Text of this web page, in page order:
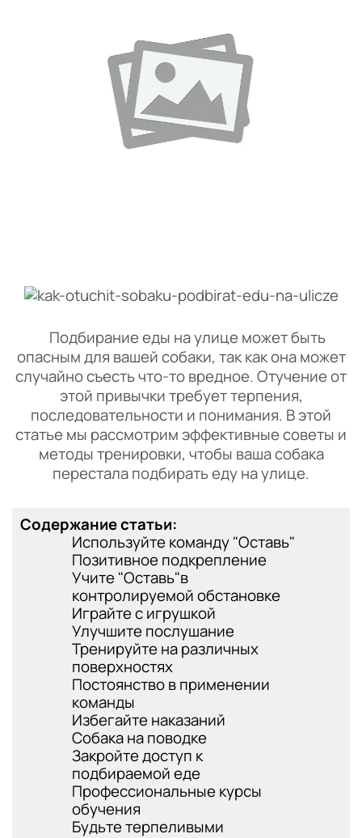
Подбирание еды на улице может быть
опасным для вашей собаки, так как она может
случайно съесть что-то вредное. Отучение от
этой привычки требует терпения,
последовательности и понимания. В этой
статье мы рассмотрим эффективные советы и
методы тренировки, чтобы ваша собака
перестала подбирать еду на улице.
Содержание статьи:
Используйте команду "Оставь"
Позитивное подкрепление
Учите "Оставь"в
контролируемой обстановке
Играйте с игрушкой
Улучшите послушание
Тренируйте на различных
поверхностях
Постоянство в применении
команды
Избегайте наказаний
Собака на поводке
Закройте доступ к
подбираемой еде
Профессиональные курсы
обучения
Будьте терпеливыми